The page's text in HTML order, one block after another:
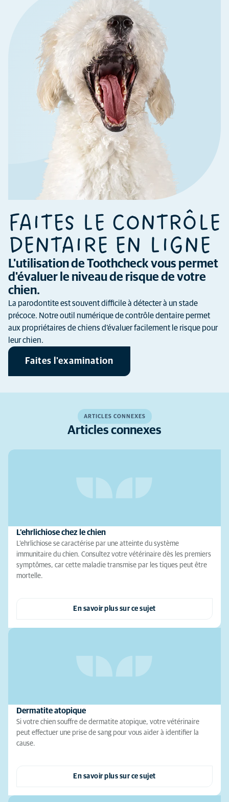
FAITES LE CONTRÔLE
DENTAIRE EN LIGNE
L'utilisation de Toothcheck vous permet
d'évaluer le niveau de risque de votre
chien.
La parodontite est souvent difficile à détecter à un stade
précoce. Notre outil numérique de contrôle dentaire permet
aux propriétaires de chiens d’évaluer facilement le risque pour
leur chien.
Faites l'examination
ARTICLES CONNEXES
Articles connexes
L’ehrlichiose chez le chien
L’ehrlichiose se caractérise par une atteinte du système
immunitaire du chien. Consultez votre vétérinaire dès les premiers
symptômes, car cette maladie transmise par les tiques peut être
mortelle.
En savoir plus sur ce sujet
Dermatite atopique
Si votre chien souffre de dermatite atopique, votre vétérinaire
peut effectuer une prise de sang pour vous aider à identifier la
cause.
En savoir plus sur ce sujet